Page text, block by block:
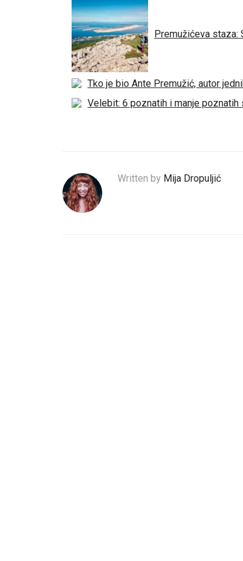
Premužićeva staza:
Tko je bio Ante Premužić, autor
Velebit: 6 poznatih i manje
Written by Mija Dropuljić